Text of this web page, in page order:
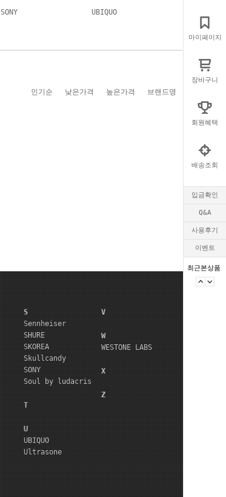
마이페이지
장바구니
회원혜택
배송조회
입금확인
Q&A
사용후기
이벤트
최근본상품
SONY
UBIQUO
인기순 낮은가격 높은가격 브랜드명
S
Sennheiser
SHURE
SKOREA
Skullcandy
SONY
Soul by ludacris
T
U
UBIQUO
Ultrasone
V
W
WESTONE LABS
X
Z